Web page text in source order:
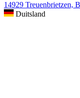
14929 Treuenbrietzen,
Duitsland